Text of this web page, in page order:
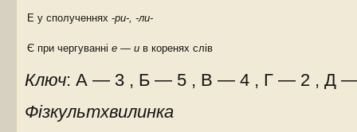
Е у сполученнях -ри-, -ли-
Є при чергуванні е — и в коренях слів
Ключ: А — 3 , Б — 5 , В — 4 , Г — 2 , Д
Фізкультхвилинка